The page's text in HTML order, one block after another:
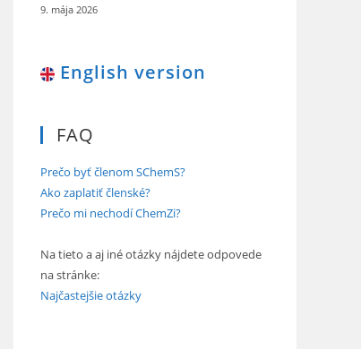
9. mája 2026
English version
FAQ
Prečo byť členom SChemS?
Ako zaplatiť členské?
Prečo mi nechodí ChemZi?
Na tieto a aj iné otázky nájdete odpovede
na stránke:
Najčastejšie otázky